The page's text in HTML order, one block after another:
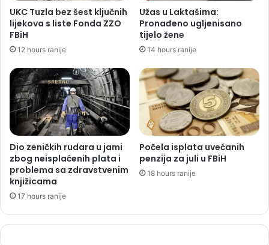
UKC Tuzla bez šest ključnih
lijekova s liste Fonda ZZO
FBiH
12 hours ranije
Užas u Laktašima:
Pronađeno ugljenisano
tijelo žene
14 hours ranije
Dio zeničkih rudara u jami
zbog neisplaćenih plata i
problema sa zdravstvenim
knjižicama
17 hours ranije
Počela isplata uvećanih
penzija za juli u FBiH
18 hours ranije